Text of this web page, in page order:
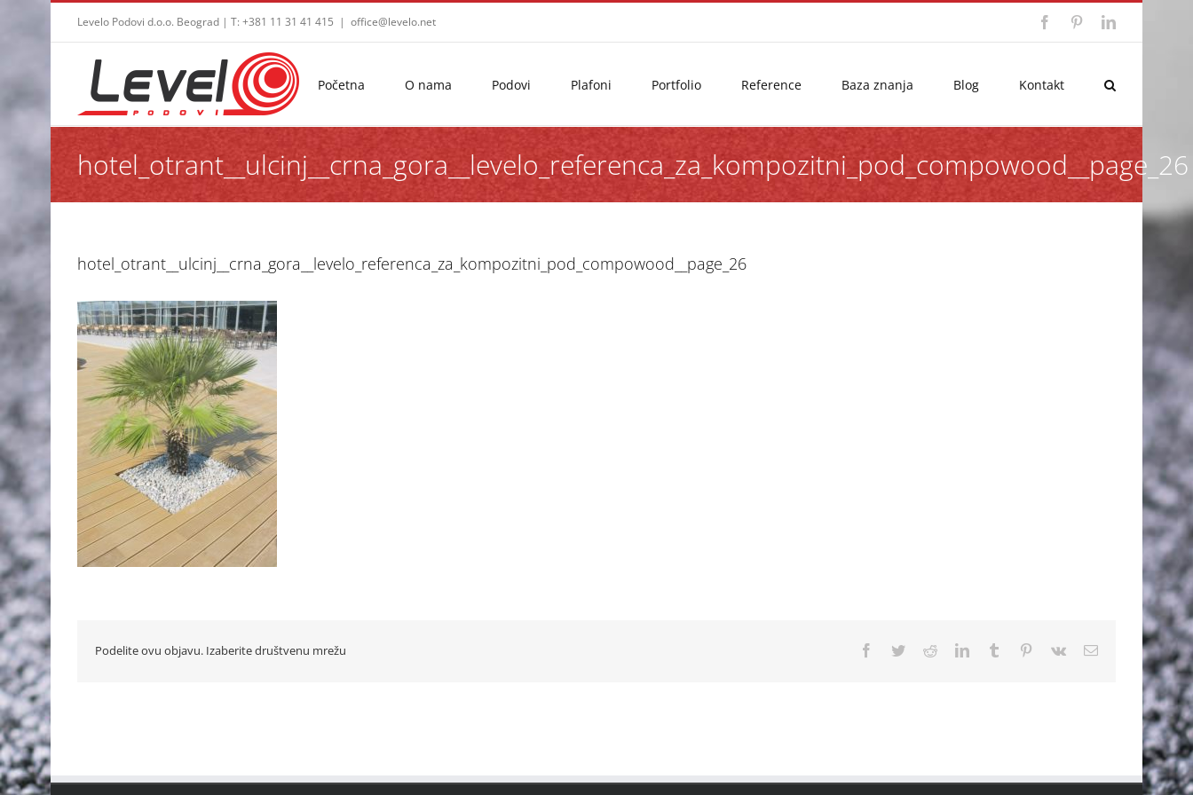
Levelo Podovi d.o.o. Beograd | T: +381 11 31 41 415 | office@levelo.net FacebookPinterestLinkedIn
Početna O nama Podovi Plafoni Portfolio Reference Baza znanja Blog Kontakt
hotel_otrant__ulcinj__crna_gora__levelo_referenca_za_kompozitni_pod_compowood__page_26
hotel_otrant__ulcinj__crna_gora__levelo_referenca_za_kompozitni_pod_compowood__page_26
Podelite ovu objavu. Izaberite društvenu mrežu Facebook
TwitterRedditLinkedInTumblr Pinterest
Vk Email